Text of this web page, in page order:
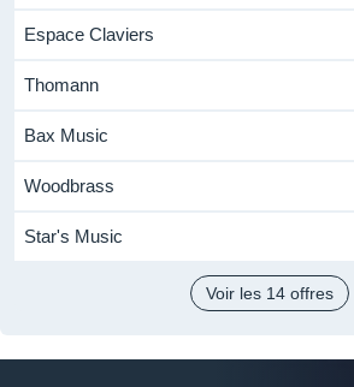
Espace Claviers
Thomann
Bax Music
Woodbrass
Star's Music
Voir les 14 offres